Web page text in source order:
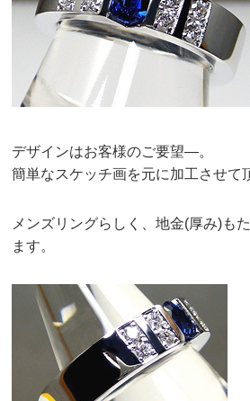
デザインはお客様のご要望—。
簡単なスケッチ画を元に加工させて
メンズリングらしく、地金(厚み)も
ます。